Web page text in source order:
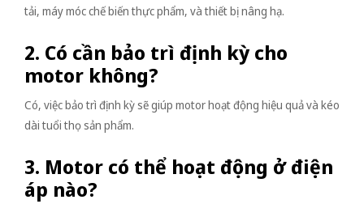
tải, máy móc chế biến thực phẩm, và thiết bị nâng hạ.
2. Có cần bảo trì định kỳ cho
motor không?
Có, việc bảo trì định kỳ sẽ giúp motor hoạt động hiệu quả và kéo
dài tuổi thọ sản phẩm.
3. Motor có thể hoạt động ở điện
áp nào?